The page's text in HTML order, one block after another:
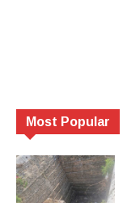
Most Popular